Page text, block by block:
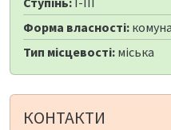
Форма власності:
Тип місцевості: міська
КОНТАКТИ